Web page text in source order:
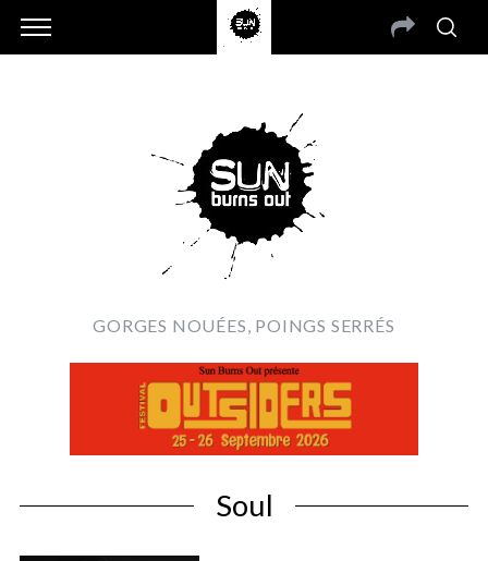
GORGES NOUÉES, POINGS SERRÉS
Soul